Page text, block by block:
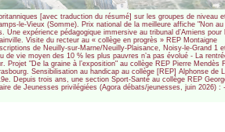
[avec traduction du résumé] sur les groupes de niveau
le-Vieux (Somme). Prix national de la meilleure affiche "Non
Une expérience pédagogique immersive au tribunal d’Amiens
Visite du recteur au « collège en progrès » REP Montaigne
de Neuilly-sur-Marne/Neuilly-Plaisance, Noisy-le-Grand
de vie moyen des 10 % les plus pauvres n’a pas évolué - La
Projet "De la graine à l’exposition" au collège REP Pierre
Sensibilisation au handicap au collège [REP] Alphonse
Depuis trois ans, une section Sport-Santé au collège REP
de Jeunesses privilégiées (Agora débats/jeunesses, juin 2026)